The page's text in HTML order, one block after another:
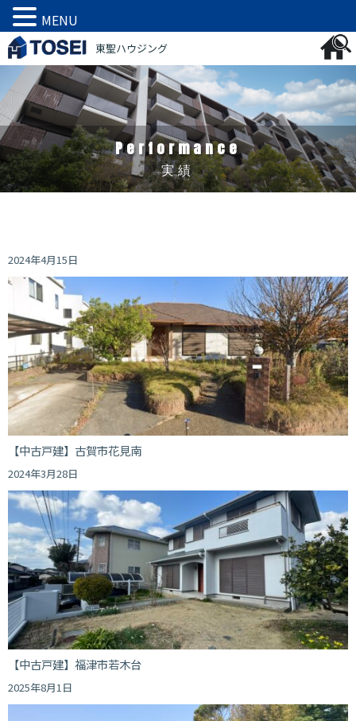
内
容
ス
キ
ッ
プ
東聖ハウジング
Performance
実績
2024年4月15日
【中古戸建】古賀市花見南
2024年3月28日
【中古戸建】福津市若木台
2025年8月1日
MENU